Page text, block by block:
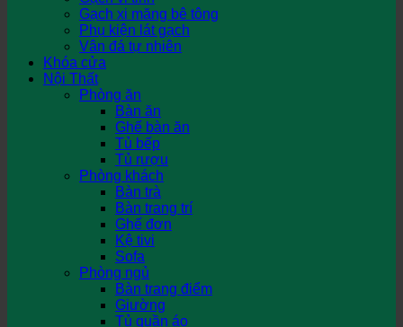
Gạch xi măng bê tông
Phụ kiện lát gạch
Vân đá tự nhiên
Khóa cửa
Nội Thất
Phòng ăn
Bàn ăn
Ghế bàn ăn
Tủ bếp
Tủ rượu
Phòng khách
Bàn trà
Bàn trang trí
Ghế đơn
Kệ tivi
Sofa
Phòng ngủ
Bàn trang điểm
Giường
Tủ quần áo